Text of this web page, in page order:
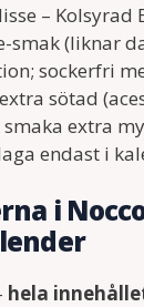
– Kolsyrad
(liknar
sockerfri
sötad
extra
endast i
i
hela